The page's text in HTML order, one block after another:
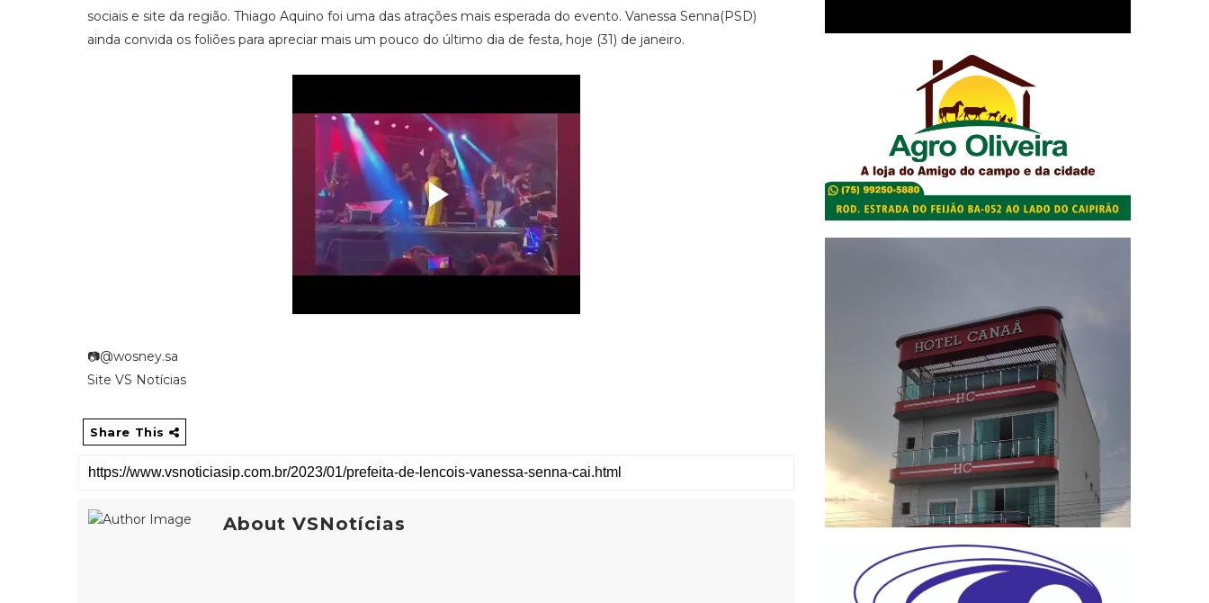
sociais e site da região. Thiago Aquino foi uma das atrações mais esperada do evento. Vanessa Senna(PSD)
ainda convida os foliões para apreciar mais um pouco do último dia de festa, hoje (31) de janeiro.
📷@wosney.sa
Site VS Notícias
Share This
About VSNotícias